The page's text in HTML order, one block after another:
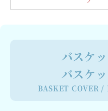
バスケ
バスケ
BASKET COVER /